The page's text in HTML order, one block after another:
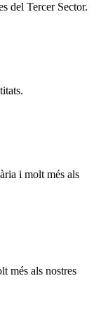
del Tercer Sector.
i molt més als
més als nostres